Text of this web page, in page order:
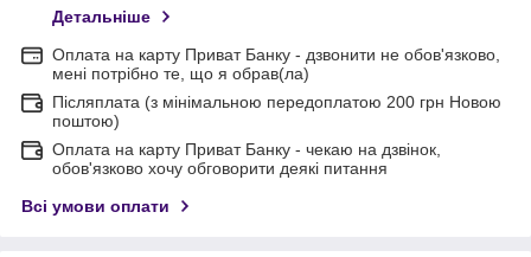
Детальніше
Оплата на карту Приват Банку - дзвонити не обов'язково,
мені потрібно те, що я обрав(ла)
Післяплата (з мінімальною передоплатою 200 грн Новою
поштою)
Оплата на карту Приват Банку - чекаю на дзвінок,
обов'язково хочу обговорити деякі питання
Всі умови оплати